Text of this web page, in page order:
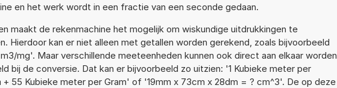
en het werk wordt in een fractie van een seconde gedaan.
maakt de rekenmachine het mogelijk om wiskundige uitdrukkingen te
Hierdoor kan er niet alleen met getallen worden gerekend, zoals bijvoorbeeld
mg'. Maar verschillende meeteenheden kunnen ook direct aan elkaar worden
bij de conversie. Dat kan er bijvoorbeeld zo uitzien: '1 Kubieke meter per
+ 55 Kubieke meter per Gram' of '19mm x 73cm x 28dm = ? cm^3'. De op deze